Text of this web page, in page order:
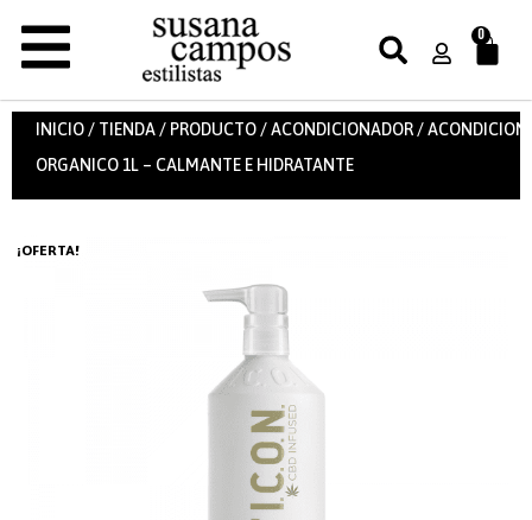
0
INICIO/ TIENDA/ PRODUCTO/ACONDICIONADOR/
ORGANICO 1L – CALMANTE E HIDRATANTE
¡OFERTA!